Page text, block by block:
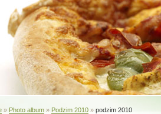
» Photo album » Podzim 2010 » podzim 2010